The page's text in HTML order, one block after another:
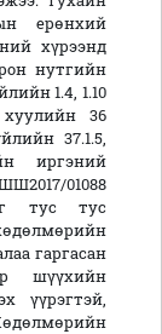
ерөнхий
хүрээнд
нутгийн
1.4, 1.10
36
37.1.5,
иргэний
01088
тус тус
гаргасан
шүүхийн
үүрэгтэй,